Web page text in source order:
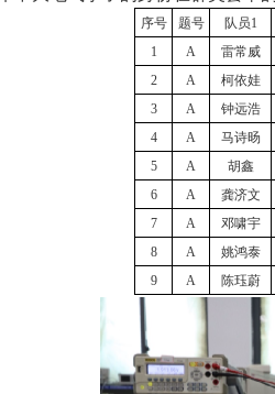
序号 题号 队员1
1
A 雷常威
2
A 柯依娃
3
A 钟远浩
4
A 马诗旸
5
A 胡鑫
6
A 龚济文
7
A 邓啸宇
8
A 姚鸿泰
9
A 陈珏蔚